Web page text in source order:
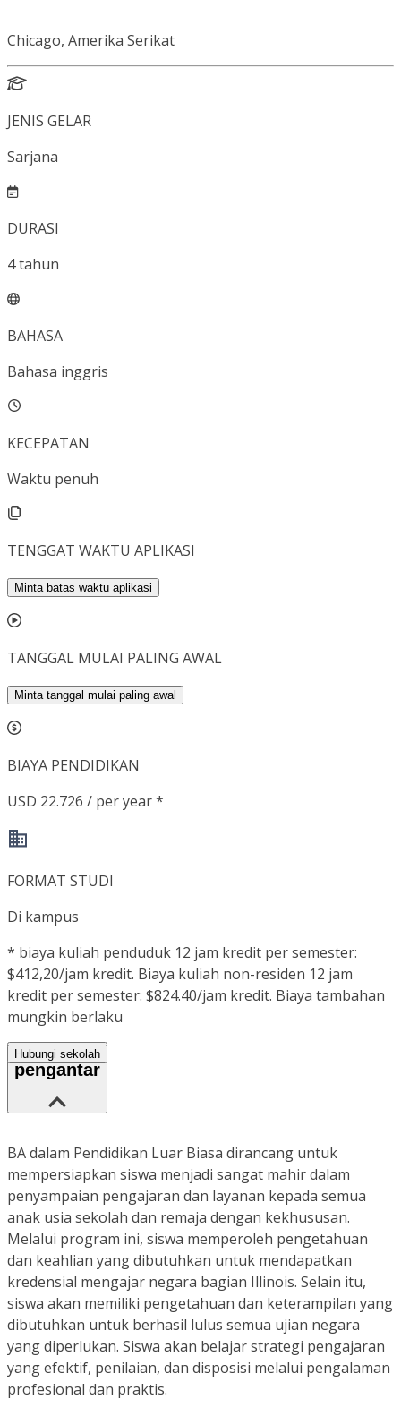
Chicago, Amerika Serikat
JENIS GELAR
Sarjana
DURASI
4tahun
BAHASA
Bahasa inggris
KECEPATAN
Waktu penuh
TENGGAT WAKTU APLIKASI
Minta batas waktu aplikasi
TANGGAL MULAI PALING AWAL
Minta tanggal mulai paling awal
BIAYA PENDIDIKAN
USD 22.726 / per year *
FORMAT STUDI
Di kampus
* biaya kuliah penduduk 12 jam kredit per semester:
$412,20/jam kredit. Biaya kuliah non-residen 12 jam
kredit per semester: $824.40/jam kredit. Biaya tambahan
mungkin berlaku
Hubungi sekolah
pengantar
BA dalam Pendidikan Luar Biasa dirancang untuk
mempersiapkan siswa menjadi sangat mahir dalam
penyampaian pengajaran dan layanan kepada semua
anak usia sekolah dan remaja dengan kekhususan.
Melalui program ini, siswa memperoleh pengetahuan
dan keahlian yang dibutuhkan untuk mendapatkan
kredensial mengajar negara bagian Illinois. Selain itu,
siswa akan memiliki pengetahuan dan keterampilan yang
dibutuhkan untuk berhasil lulus semua ujian negara
yang diperlukan. Siswa akan belajar strategi pengajaran
yang efektif, penilaian, dan disposisi melalui pengalaman
profesional dan praktis.